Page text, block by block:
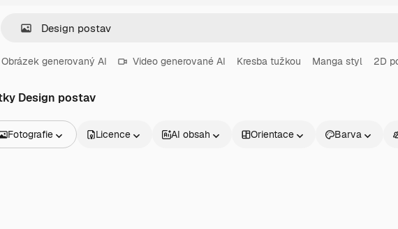
Obrázek generovaný AI Video generované AI Kresba tužkou Manga styl 2D
Design postav
Fotografie Licence AI obsah Orientace Barva